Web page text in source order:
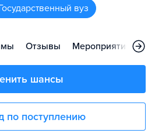
вуз
Отзывы Мероприятия
шансы
по поступлению